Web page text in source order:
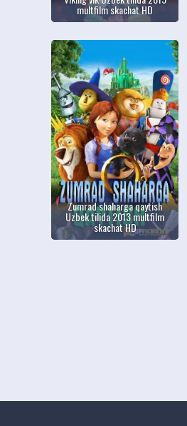
multfilm skachat HD
Zumrad shaharga qaytish
Uzbek tilida 2013 multfilm
skachat HD